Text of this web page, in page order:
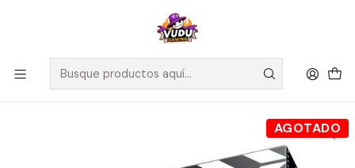
🚀 ¡Despachamos a todo Chile! Envío GRATIS a Regiones sobre
$100.000 y a RM sobre $35.000
Inicio Juegos de Mesa Editorial Devir
Spoilers Popcorn Edition - Español
AGOTADO